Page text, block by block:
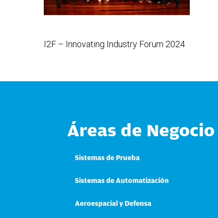
I2F – Innovating Industry Forum 2024
Áreas de Negocio
Sistemas de Prueba
Sistemas de Automatización
Aeroespacial y Defensa